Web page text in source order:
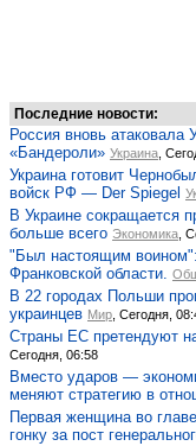
Последние новости:
Россия вновь
«Бандероли» Украина ,
Украина готовит
войск РФ — Der Spiegel
В Украине сокращается
больше всего Экономика ,
"Был настоящим
Франковской области.
В 22 городах Польши
украинцев Мир , Сегодня,
Страны ЕС претендуют
Сегодня, 06:58
Вместо ударов —
меняют стратегию в
Первая женщина во
гонку за пост